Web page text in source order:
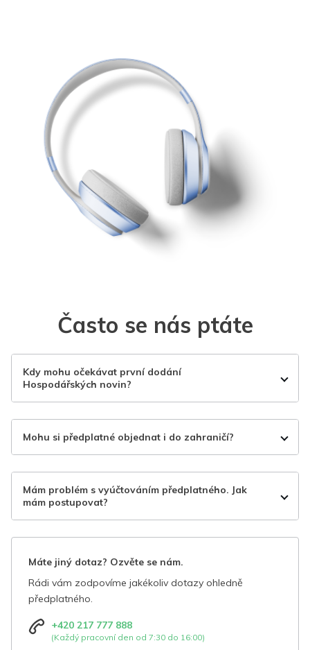
Často se nás ptáte
Kdy mohu očekávat první dodání
Hospodářských novin?
Mohu si předplatné objednat i do zahraničí?
Mám problém s vyúčtováním předplatného. Jak
mám postupovat?
Máte jiný dotaz? Ozvěte se nám.
Rádi vám zodpovíme jakékoliv dotazy ohledně
předplatného.
+420 217 777 888
(Každý pracovní den od 7:30 do 16:00)